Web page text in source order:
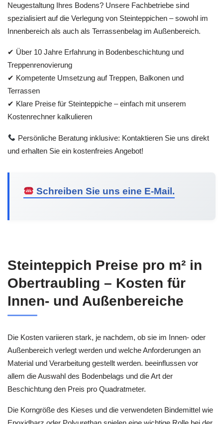
Neugestaltung Ihres Bodens? Unsere Fachbetriebe sind
spezialisiert auf die Verlegung von Steinteppichen – sowohl im
Innenbereich als auch als Terrassenbelag im Außenbereich.
✔ Über 10 Jahre Erfahrung in Bodenbeschichtung und
Treppenrenovierung
✔ Kompetente Umsetzung auf Treppen, Balkonen und
Terrassen
✔ Klare Preise für Steinteppiche – einfach mit unserem
Kostenrechner kalkulieren
Persönliche Beratung inklusive: Kontaktieren Sie uns direkt
und erhalten Sie ein kostenfreies Angebot!
Schreiben Sie uns eine E-Mail.
Steinteppich Preise pro m² in
Obertraubling – Kosten für
Innen- und Außenbereiche
Die Kosten variieren stark, je nachdem, ob sie im Innen- oder
Außenbereich verlegt werden und welche Anforderungen an
Material und Verarbeitung gestellt werden. beeinflussen vor
allem die Auswahl des Bodenbelags und die Art der
Beschichtung den Preis pro Quadratmeter.
Die Korngröße des Kieses und die verwendeten Bindemittel wie